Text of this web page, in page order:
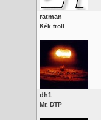
ratman
Kék troll
dh1
Mr. DTP